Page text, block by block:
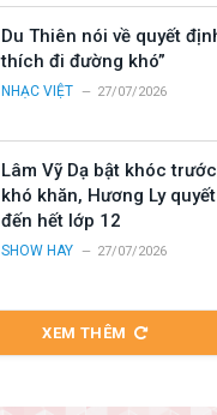
Du Thiên nói về quyết
thích đi đường khó”
NHẠC VIỆT 27/07/2026
Lâm Vỹ Dạ bật khóc
khó khăn, Hương Ly
đến hết lớp 12
SHOW HAY 27/07/2026
XEM THÊM